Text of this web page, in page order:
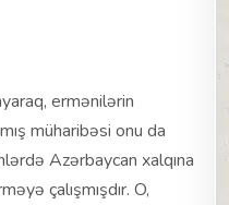
ermənilərin
müharibəsi onu da
Azərbaycan xalqına
çalışmışdır. O,